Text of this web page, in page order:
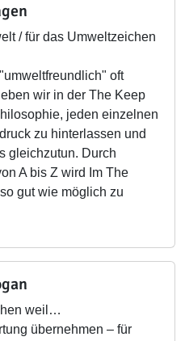
/ für das Umweltzeichen
oft
wir in der The Keep
jeden einzelnen
zu hinterlassen und
gleichzutun. Durch
A bis Z wird Im The
gut wie möglich zu
weil…
übernehmen – für